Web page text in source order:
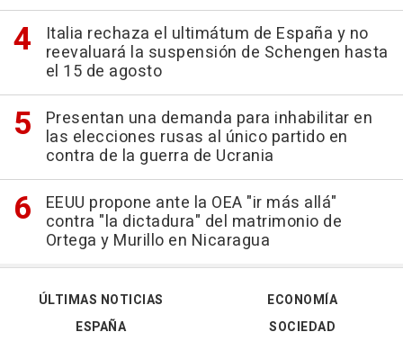
Italia rechaza el ultimátum de España y no
reevaluará la suspensión de Schengen hasta
el 15 de agosto
Presentan una demanda para inhabilitar en
las elecciones rusas al único partido en
contra de la guerra de Ucrania
EEUU propone ante la OEA "ir más allá"
contra "la dictadura" del matrimonio de
Ortega y Murillo en Nicaragua
ÚLTIMAS NOTICIAS
ESPAÑA
ECONOMÍA
SOCIEDAD